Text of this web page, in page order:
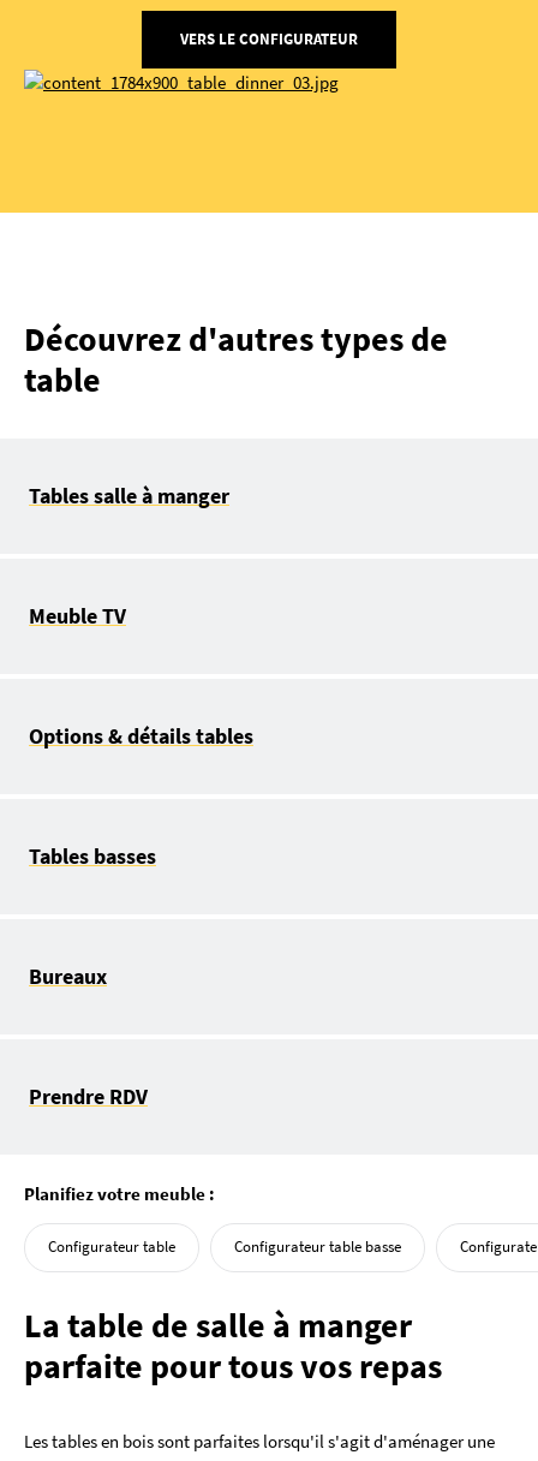
VERS LE CONFIGURATEUR
Découvrez d'autres types de
table
Tables salle à manger
Meuble TV
Options & détails tables
Tables basses
Bureaux
Prendre RDV
Planifiez votre meuble :
Configurateur table Configurateur table basse
La table de salle à manger
parfaite pour tous vos repas
Les tables en bois sont parfaites lorsqu'il s'agit d'aménager une